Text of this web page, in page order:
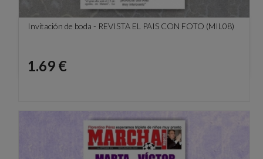
Invitación de boda - REVISTA EL PAIS CON FOTO (MIL08)
Precio
1.69 €